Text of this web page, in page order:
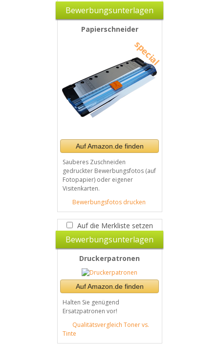
Bewerbungsunterlagen
Papierschneider
Auf Amazon.de finden
Sauberes Zuschneiden
gedruckter Bewerbungsfotos (auf
Fotopapier) oder eigener
Visitenkarten.
Bewerbungsfotos drucken
Auf die Merkliste setzen
Bewerbungsunterlagen
Druckerpatronen
Auf Amazon.de finden
Halten Sie genügend
Ersatzpatronen vor!
Qualitätsvergleich Toner vs.
Tinte